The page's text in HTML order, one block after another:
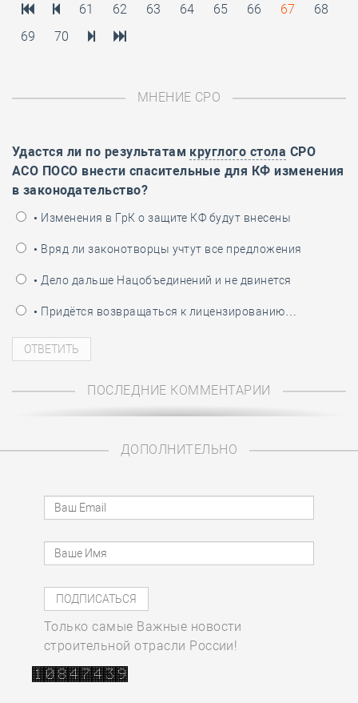
61 62 63 64 65 66 67
68
69
70
МНЕНИЕ СРО
Удастся ли по результатам круглого стола СРО
АСО ПОСО внести спасительные для КФ изменения
в законодательство?
• Изменения в ГрК о защите КФ будут внесены
• Вряд ли законотворцы учтут все предложения
• Дело дальше Нацобъединений и не двинется
• Придётся возвращаться к лицензированию…
ПОСЛЕДНИЕ КОММЕНТАРИИ
ДОПОЛНИТЕЛЬНО
Только самые Важные новости
строительной отрасли России!